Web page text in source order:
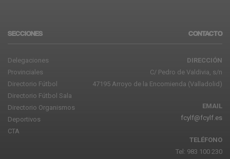
SECCIONES
Delegaciones
Provinciales
Directorio Fútbol
Directorio Fútbol Sala
Directorio Organismos
Deportivos
CTA
CONTACTO
DIRECCIÓN
C/ Pedro de Valdivia, s/n
47195 Arroyo de la Encomienda (Valladolid)
EMAIL
fcylf@fcylf.es
TELÉFONO
Tel: 983 100 230